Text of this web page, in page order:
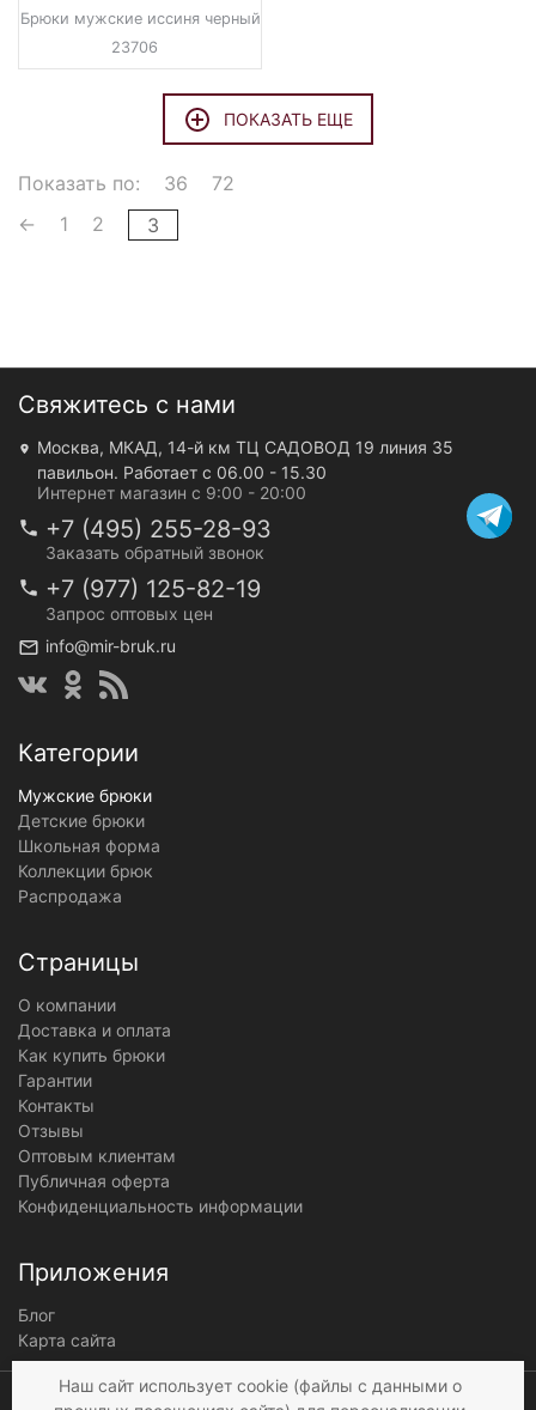
Брюки мужские иссиня черный
23706
ПОКАЗАТЬ ЕЩЕ
Показать по: 36
72
←
1 2 3
Свяжитесь с нами
Москва, МКАД, 14-й км ТЦ САДОВОД 19 линия 35
павильон. Работает с 06.00 - 15.30
Интернет магазин с 9:00 - 20:00
+7 (495) 255-28-93
Заказать обратный звонок
+7 (977) 125-82-19
Запрос оптовых цен
info@mir-bruk.ru
Категории
Мужские брюки
Детские брюки
Школьная форма
Коллекции брюк
Распродажа
Страницы
О компании
Доставка и оплата
Как купить брюки
Гарантии
Контакты
Отзывы
Оптовым клиентам
Публичная оферта
Конфиденциальность информации
Приложения
Блог
Карта сайта
Мы получаем и
Наш сайт использует cookie (файлы с данными о